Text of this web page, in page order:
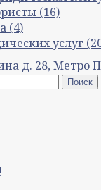
(16)
(4)
услуг
д. 28, Метро